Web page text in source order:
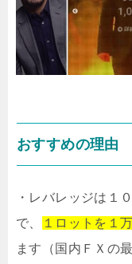
おすすめの理由
・レバレッジは１
で、
１ロットを１
ます（国内ＦＸの